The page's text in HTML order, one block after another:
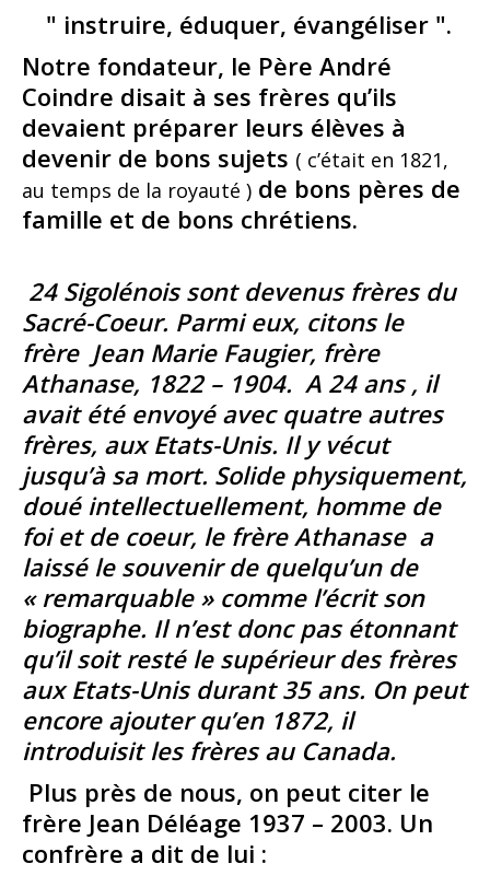
" instruire, éduquer, évangéliser ".
Notre fondateur, le Père André
Coindre disait à ses frères qu’ils
devaient préparer leurs élèves à
devenir de bons sujets ( c’était en 1821,
au temps de la royauté ) de bons pères de
famille et de bons chrétiens.
24 Sigolénois sont devenus frères du
Sacré-Coeur. Parmi eux, citons le
frère Jean Marie Faugier, frère
Athanase, 1822 – 1904. A 24 ans , il
avait été envoyé avec quatre autres
frères, aux Etats-Unis. Il y vécut
jusqu’à sa mort. Solide physiquement,
doué intellectuellement, homme de
foi et de coeur, le frère Athanase a
laissé le souvenir de quelqu’un de
« remarquable » comme l’écrit son
biographe. Il n’est donc pas étonnant
qu’il soit resté le supérieur des frères
aux Etats-Unis durant 35 ans. On peut
encore ajouter qu’en 1872, il
introduisit les frères au Canada.
Plus près de nous, on peut citer le
frère Jean Déléage 1937 – 2003. Un
confrère a dit de lui :